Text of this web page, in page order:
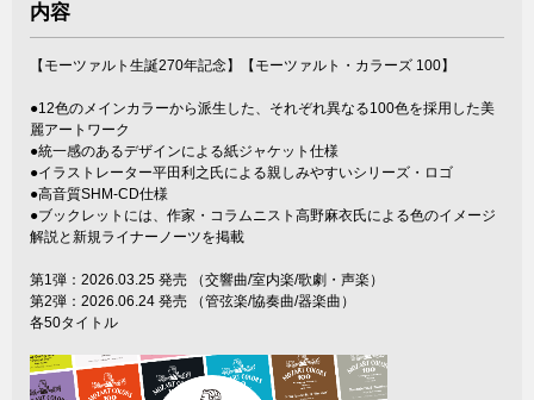
内容
【モーツァルト生誕270年記念】【モーツァルト・カラーズ 100】
●12色のメインカラーから派生した、それぞれ異なる100色を採用した美
麗アートワーク
●統一感のあるデザインによる紙ジャケット仕様
●イラストレーター平田利之氏による親しみやすいシリーズ・ロゴ
●高音質SHM-CD仕様
●ブックレットには、作家・コラムニスト高野麻衣氏による色のイメージ
解説と新規ライナーノーツを掲載
第1弾：2026.03.25 発売 （交響曲/室内楽/歌劇・声楽）
第2弾：2026.06.24 発売 （管弦楽/協奏曲/器楽曲）
各50タイトル